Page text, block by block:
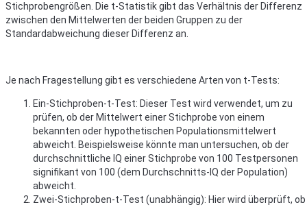
Stichprobengrößen. Die t-Statistik gibt das Verhältnis der Differenz
zwischen den Mittelwerten der beiden Gruppen zu der
Standardabweichung dieser Differenz an.
Je nach Fragestellung gibt es verschiedene Arten von t-Tests:
Ein-Stichproben-t-Test: Dieser Test wird verwendet, um zu
prüfen, ob der Mittelwert einer Stichprobe von einem
bekannten oder hypothetischen Populationsmittelwert
abweicht. Beispielsweise könnte man untersuchen, ob der
durchschnittliche IQ einer Stichprobe von 100 Testpersonen
signifikant von 100 (dem Durchschnitts-IQ der Population)
abweicht.
Zwei-Stichproben-t-Test (unabhängig): Hier wird überprüft, ob